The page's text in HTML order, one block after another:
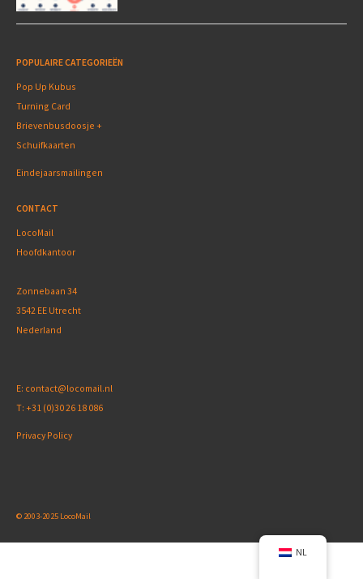
POPULAIRE CATEGORIEËN
Pop Up Kubus
Turning Card
Brievenbusdoosje +
Schuifkaarten
Eindejaarsmailingen
CONTACT
LocoMail
Hoofdkantoor
Zonnebaan 34
3542 EE Utrecht
Nederland
E: contact@locomail.nl
T: +31 (0)30 26 18 086
Privacy Policy
© 2003-2025 LocoMail
NL